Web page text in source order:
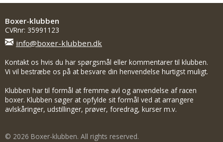
Boxer-klubben
CVRnr: 35991123
info@boxer-klubben.dk
Kontakt os hvis du har spørgsmål eller kommentarer til klubben.
Vi vil bestræbe os på at besvare din henvendelse hurtigst muligt.
Klubben har til formål at fremme avl og anvendelse af racen
boxer. Klubben søger at opfylde sit formål ved at arrangere
avlskåringer, udstillinger, prøver, foredrag, kurser m.v.
© 2026 Boxer-klubben. All rights reserved.